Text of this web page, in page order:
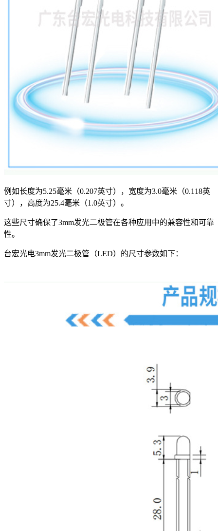
例如长度为5.25毫米（0.207英寸），宽度为3.0毫米（0.118英
寸），高度为25.4毫米（1.0英寸）。
这些尺寸确保了3mm发光二极管在各种应用中的兼容性和可靠
性。
台宏光电3mm发光二极管（LED）的尺寸参数如下：